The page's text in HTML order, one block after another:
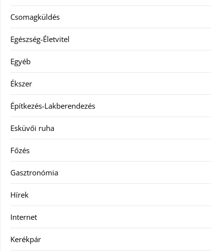
Csomagküldés
Egészség-Életvitel
Egyéb
Ékszer
Építkezés-Lakberendezés
Esküvői ruha
Főzés
Gasztronómia
Hírek
Internet
Kerékpár